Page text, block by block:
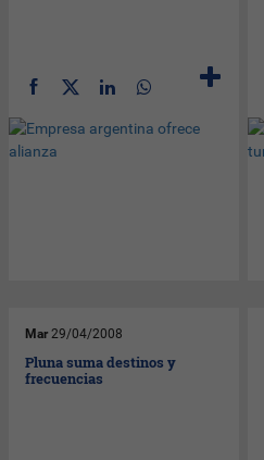
Mar 29/04/2008
Pluna suma destinos y
frecuencias